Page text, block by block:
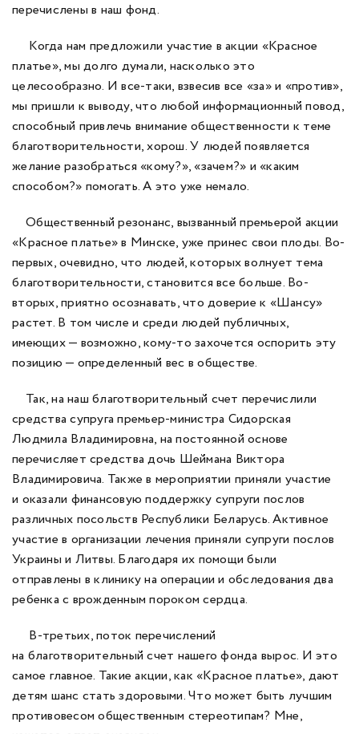
перечислены в наш фонд.
Когда нам предложили участие в акции «Красное
платье», мы долго думали, насколько это
целесообразно. И все-таки, взвесив все «за» и «против»,
мы пришли к выводу, что любой информационный повод,
способный привлечь внимание общественности к теме
благотворительности, хорош. У людей появляется
желание разобраться «кому?», «зачем?» и «каким
способом?» помогать. А это уже немало.
Общественный резонанс, вызванный премьерой акции
«Красное платье» в Минске, уже принес свои плоды. Во-
первых, очевидно, что людей, которых волнует тема
благотворительности, становится все больше. Во-
вторых, приятно осознавать, что доверие к «Шансу»
растет. В том числе и среди людей публичных,
имеющих — возможно, кому-то захочется оспорить эту
позицию — определенный вес в обществе.
Так, на наш благотворительный счет перечислили
средства супруга премьер-министра Сидорская
Людмила Владимировна, на постоянной основе
перечисляет средства дочь Шеймана Виктора
Владимировича. Также в мероприятии приняли участие
и оказали финансовую поддержку супруги послов
различных посольств Республики Беларусь. Активное
участие в организации лечения приняли супруги послов
Украины и Литвы. Благодаря их помощи были
отправлены в клинику на операции и обследования два
ребенка с врожденным пороком сердца.
В-третьих, поток перечислений
на благотворительный счет нашего фонда вырос. И это
самое главное. Такие акции, как «Красное платье», дают
детям шанс стать здоровыми. Что может быть лучшим
противовесом общественным стереотипам? Мне,